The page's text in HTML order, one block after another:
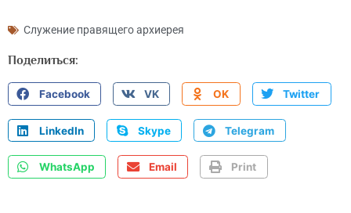
Служение правящего архиерея
Поделиться:
Facebook VK OK Twitter
LinkedIn Skype Telegram
WhatsApp Email Print